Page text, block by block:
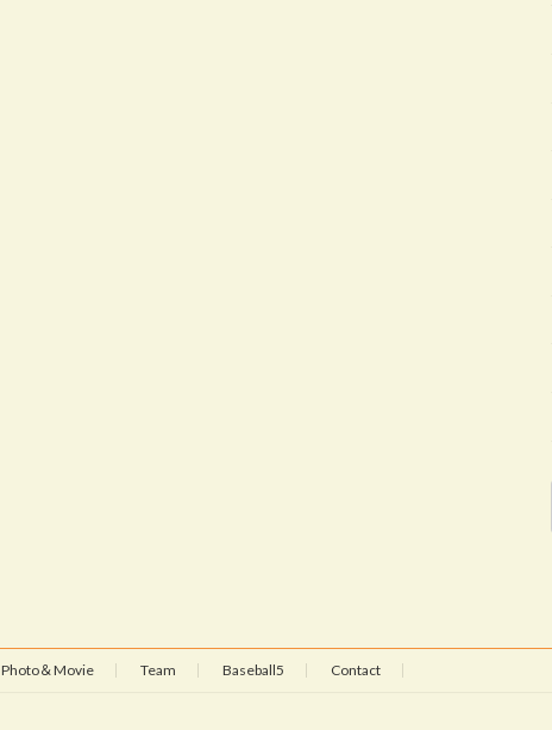
Photo＆Movie Team Baseball5 Contact